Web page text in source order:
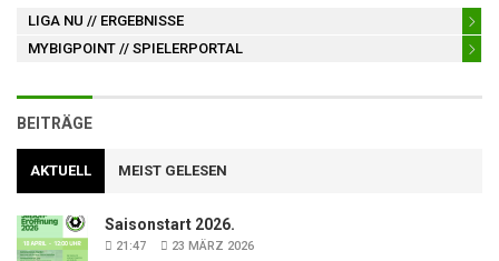
LIGA NU // ERGEBNISSE
MYBIGPOINT // SPIELERPORTAL
BEITRÄGE
AKTUELL MEIST GELESEN
Saisonstart 2026.
21:47 23 MÄRZ 2026